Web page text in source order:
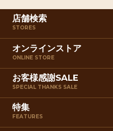
店舗検索
STORES
オンラインストア
ONLINE STORE
お客様感謝SALE
SPECIAL THANKS SALE
特集
FEATURES